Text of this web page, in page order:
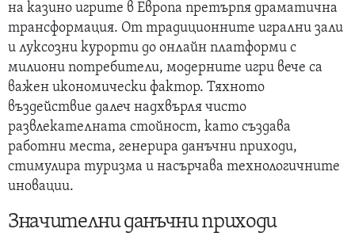
на казино игрите в Европа претърпя драматична
трансформация. От традиционните игрални зали
и луксозни курорти до онлайн платформи с
милиони потребители, модерните игри вече са
важен икономически фактор. Тяхното
въздействие далеч надхвърля чисто
развлекателната стойност, като създава
работни места, генерира данъчни приходи,
стимулира туризма и насърчава технологичните
иновации.
Значителни данъчни приходи